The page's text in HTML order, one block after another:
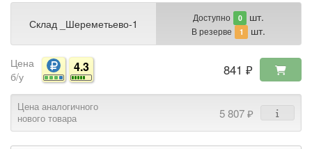
Склад _Шереметьево-1 Доступно 0 шт.
В резерве 1 шт.
Цена
б/у
4.3 841 ₽
Цена аналогичного
нового товара
5 807 ₽